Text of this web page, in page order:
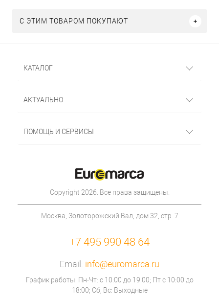
С ЭТИМ ТОВАРОМ ПОКУПАЮТ
КАТАЛОГ
АКТУАЛЬНО
ПОМОЩЬ И СЕРВИСЫ
Copyright 2026. Все права защищены.
Москва, Золоторожский Вал, дом 32, стр. 7
+7 495 990 48 64
Email: info@euromarca.ru
График работы: Пн-Чт: с 10:00 до 19:00; Пт с 10:00 до
18:00; Сб, Вс: Выходные